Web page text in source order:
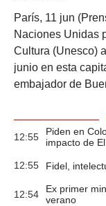
París, 11 jun
Naciones Unidas
Cultura (Unesco)
junio en esta
embajador de
12:55
Piden en
impacto de
12:55 Fidel,
12:54
Ex primer
verano